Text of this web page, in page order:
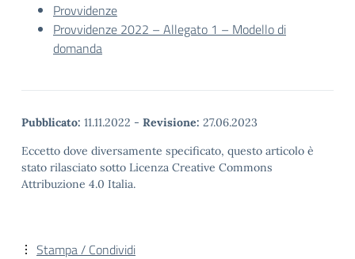
Provvidenze
Provvidenze 2022 – Allegato 1 – Modello di
domanda
Pubblicato: 11.11.2022 - Revisione: 27.06.2023
Eccetto dove diversamente specificato, questo articolo è
stato rilasciato sotto Licenza Creative Commons
Attribuzione 4.0 Italia.
Stampa / Condividi